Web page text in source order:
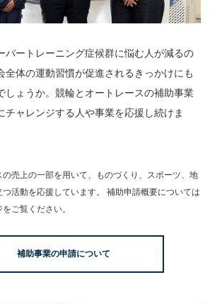
バートレーニング症候群に悩む人が減るの
全体の運動習慣が促進されるきっかけにも
しょうか。競輪とオートレースの補助事業
チャレンジする人や事業を応援し続けま
売上の一部を用いて、
ものづくり、スポーツ、地
活動を応援しています。
補助申請概要については
ご覧ください。
補助事業の申請について